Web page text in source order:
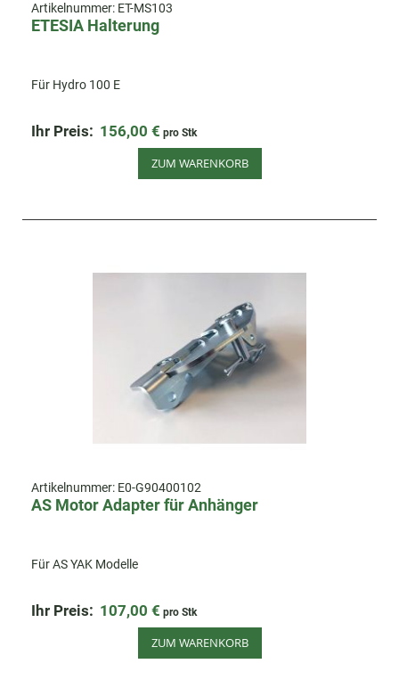
Artikelnummer: ET-MS103
ETESIA Halterung
Für Hydro 100 E
Ihr Preis: 156,00 € pro Stk
ZUM WARENKORB
Artikelnummer: E0-G90400102
AS Motor Adapter für Anhänger
Für AS YAK Modelle
Ihr Preis: 107,00 € pro Stk
ZUM WARENKORB